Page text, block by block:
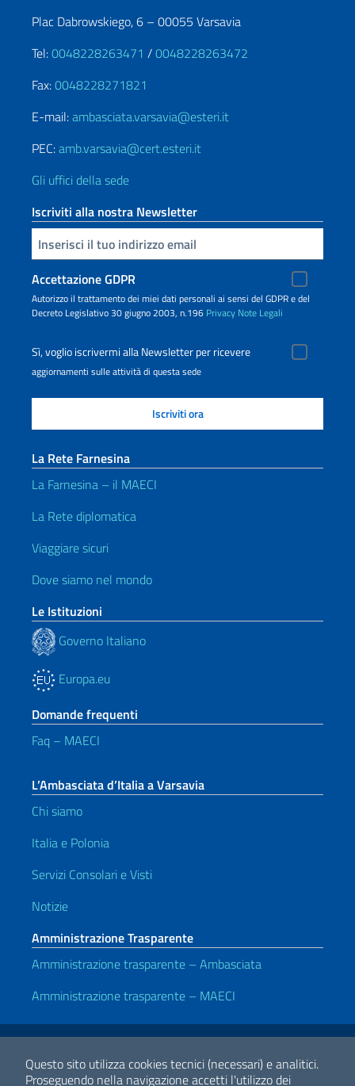
Questo sito utilizza cookies tecnici (necessari) e analitici.
Proseguendo nella navigazione accetti l'utilizzo dei
Plac Dabrowskiego, 6 – 00055 Varsavia
Tel:0048228263471 /0048228263472
Fax:0048228271821
E-mail:ambasciata.varsavia@esteri.it
PEC:amb.varsavia@cert.esteri.it
Gli uffici della sede
Iscriviti alla nostra Newsletter
Inserisci la tua email
Accettazione GDPR
Autorizzo il trattamento dei miei dati personali ai sensi del GDPR e del
Decreto Legislativo 30 giugno 2003, n.196 Privacy Note Legali
Sì, voglio iscrivermi alla Newsletter per ricevere
aggiornamenti sulle attività di questa sede
La Rete Farnesina
La Farnesina – il MAECI
La Rete diplomatica
Viaggiare sicuri
Dove siamo nel mondo
Le Istituzioni
Governo Italiano
Europa.eu
Domande frequenti
Faq – MAECI
L’Ambasciata d’Italia a Varsavia
Chi siamo
Italia e Polonia
Servizi Consolari e Visti
Notizie
Amministrazione Trasparente
Amministrazione trasparente – Ambasciata
Amministrazione trasparente – MAECI
Link Utili